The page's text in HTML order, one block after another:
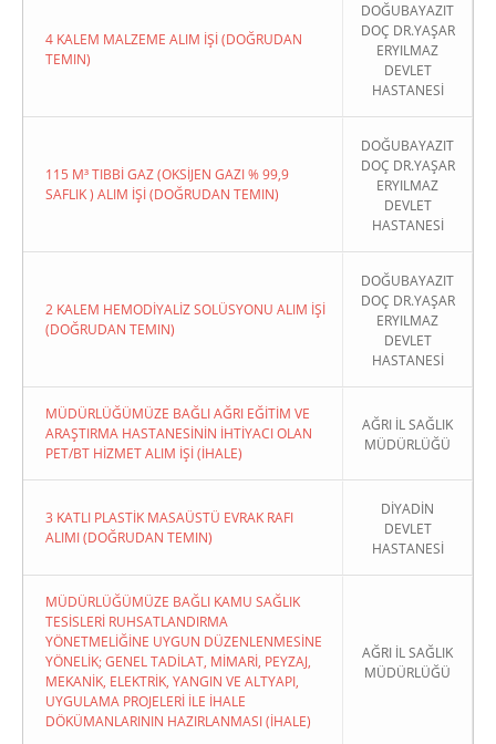
4 KALEM MALZEME ALIM İŞİ (DOĞRUDAN
TEMIN)
DOĞUBAYAZIT
DOÇ DR.YAŞAR
ERYILMAZ
DEVLET
HASTANESİ
115 M³ TIBBİ GAZ (OKSİJEN GAZI % 99,9
SAFLIK ) ALIM İŞİ (DOĞRUDAN TEMIN)
DOĞUBAYAZIT
DOÇ DR.YAŞAR
ERYILMAZ
DEVLET
HASTANESİ
2 KALEM HEMODİYALİZ SOLÜSYONU ALIM İŞİ
(DOĞRUDAN TEMIN)
DOĞUBAYAZIT
DOÇ DR.YAŞAR
ERYILMAZ
DEVLET
HASTANESİ
MÜDÜRLÜĞÜMÜZE BAĞLI AĞRI EĞİTİM VE
ARAŞTIRMA HASTANESİNİN İHTİYACI OLAN
PET/BT HİZMET ALIM İŞİ (İHALE)
AĞRI İL SAĞLIK
MÜDÜRLÜĞÜ
3 KATLI PLASTİK MASAÜSTÜ EVRAK RAFI
ALIMI (DOĞRUDAN TEMIN)
DİYADİN
DEVLET
HASTANESİ
MÜDÜRLÜĞÜMÜZE BAĞLI KAMU SAĞLIK
TESİSLERİ RUHSATLANDIRMA
YÖNETMELİĞİNE UYGUN DÜZENLENMESİNE
YÖNELİK; GENEL TADİLAT, MİMARİ, PEYZAJ,
MEKANİK, ELEKTRİK, YANGIN VE ALTYAPI,
UYGULAMA PROJELERİ İLE İHALE
DÖKÜMANLARININ HAZIRLANMASI (İHALE)
AĞRI İL SAĞLIK
MÜDÜRLÜĞÜ